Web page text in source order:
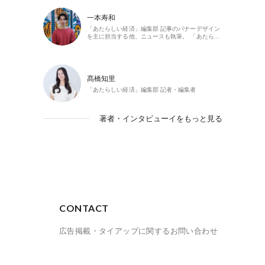
一本寿和
「あたらしい経済」編集部 記事のバナーデザイン
を主に担当する他、ニュースも執筆。 「あたら…
髙橋知里
「あたらしい経済」編集部 記者・編集者
著者・インタビューイをもっと見る
CONTACT
広告掲載・タイアップに関するお問い合わせ